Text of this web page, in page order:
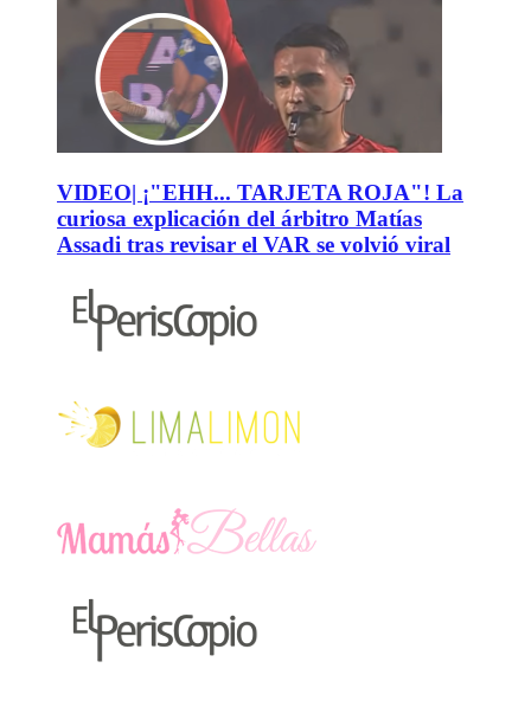
VIDEO| ¡"EHH... TARJETA ROJA"! La
curiosa explicación del árbitro Matías
Assadi tras revisar el VAR se volvió viral